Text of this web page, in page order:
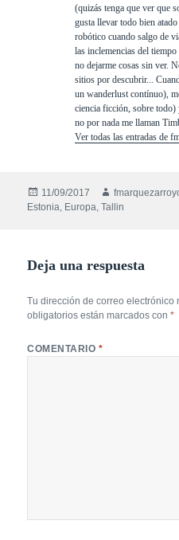
(quizás tenga que ver que
gusta llevar todo bien
robótico cuando salgo de
las inclemencias del
no dejarme cosas sin ver.
sitios por descubrir...
un wanderlust contínuo),
ciencia ficción, sobre todo)
no por nada me llaman
Ver todas las entradas de
Publicado
el
11/09/2017 Autor
Estonia, Europa,Tallin
Deja una respuesta
Tu dirección de correo electrónico
obligatorios están marcados con*
COMENTARIO *